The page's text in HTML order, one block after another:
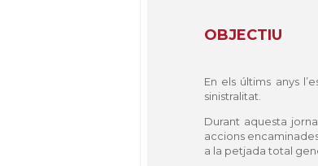
OBJECTIU
En els últims anys
sinistralitat.
Durant aquesta
accions
a la petjada total